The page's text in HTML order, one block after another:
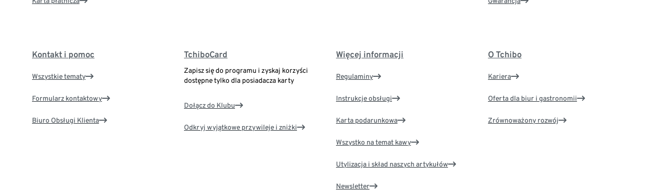
Kontakt i pomoc
Wszystkie tematy
Formularz kontaktowy
Biuro Obsługi Klienta
TchiboCard
Zapisz się do programu i zyskaj korzyści
dostępne tylko dla posiadacza karty
Dołącz do Klubu
Odkryj wyjątkowe przywileje i zniżki
Więcej informacji
Regulaminy
Instrukcje obsługi
Karta podarunkowa
Wszystko na temat kawy
Utylizacja i skład naszych artykułów
Newsletter
O Tchibo
Kariera
Oferta dla biur i gastronomii
Zrównoważony rozwój